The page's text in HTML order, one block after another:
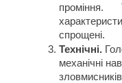
спрощені.
Технічні.
механічні